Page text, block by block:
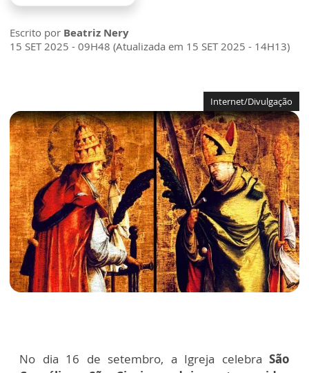
Escrito por Beatriz Nery
15 SET 2025 - 09H48 (Atualizada em 15 SET 2025 - 14H13)
Internet/Divulgação
No dia 16 de setembro, a Igreja celebra São